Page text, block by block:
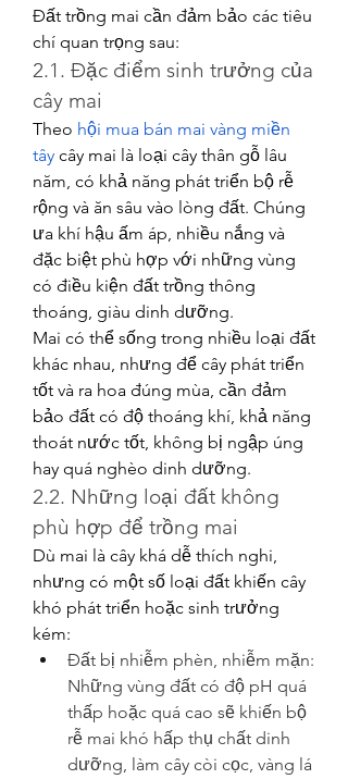
Đất trồng mai cần đảm bảo các tiêu
chí quan trọng sau:
2.1. Đặc điểm sinh trưởng của
cây mai
Theo hội mua bán mai vàng miền
tây cây mai là loại cây thân gỗ lâu
năm, có khả năng phát triển bộ rễ
rộng và ăn sâu vào lòng đất. Chúng
ưa khí hậu ấm áp, nhiều nắng và
đặc biệt phù hợp với những vùng
có điều kiện đất trồng thông
thoáng, giàu dinh dưỡng.
Mai có thể sống trong nhiều loại đất
khác nhau, nhưng để cây phát triển
tốt và ra hoa đúng mùa, cần đảm
bảo đất có độ thoáng khí, khả năng
thoát nước tốt, không bị ngập úng
hay quá nghèo dinh dưỡng.
2.2. Những loại đất không
phù hợp để trồng mai
Dù mai là cây khá dễ thích nghi,
nhưng có một số loại đất khiến cây
khó phát triển hoặc sinh trưởng
kém:
Đất bị nhiễm phèn, nhiễm mặn:
Những vùng đất có độ pH quá
thấp hoặc quá cao sẽ khiến bộ
rễ mai khó hấp thụ chất dinh
dưỡng, làm cây còi cọc, vàng lá